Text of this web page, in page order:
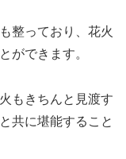
整っており、花火
ができます。
もきちんと見渡す
共に堪能すること